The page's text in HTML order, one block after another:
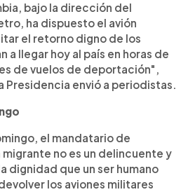
bajo la dirección del
ha dispuesto el avión
el retorno digno de los
a llegar hoy al país en horas de
de vuelos de deportación",
Presidencia envió a periodistas.
el mandatario de
no es un delincuente y
dignidad que un ser humano
los aviones militares